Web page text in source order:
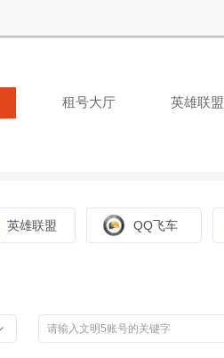
租号大厅 英雄联盟
英雄联盟 QQ飞车